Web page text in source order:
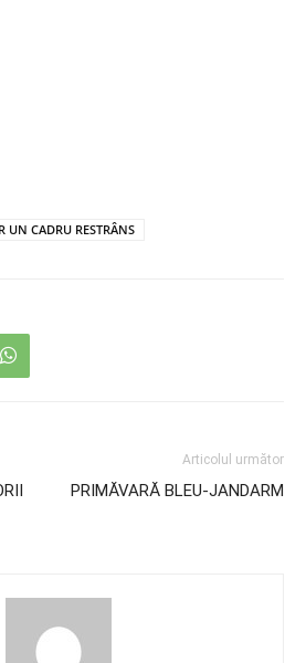
UN CADRU RESTRÂNS
Articolul următor
PRIMĂVARĂ BLEU-JANDARM